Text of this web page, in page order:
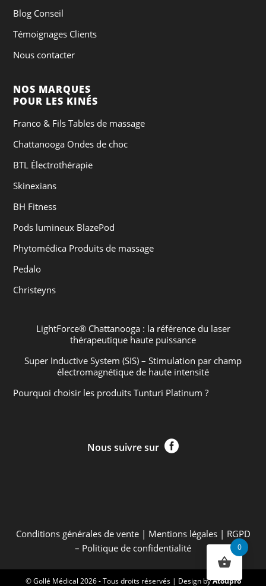
Blog Conseil
Témoignages Clients
Nous contacter
NOS MARQUES
POUR LES KINÉS
Franco & Fils Tables de massage
Chattanooga Ondes de choc
BTL Électrothérapie
Skinexians
BH Fitness
Pods lumineux BlazePod
Phytomédica Produits de massage
Pedalo
Christeyns
LightForce® Chattanooga : la référence du laser
thérapeutique haute puissance
Super Inductive System (SIS) – Stimulation par champ
électromagnétique de haute intensité
Pourquoi choisir les produits Tunturi Platinum ?
Nous suivre sur 
Conditions générales de vente| Mentions légales| RGPD
– Politique de confidentialité
© Gollé Médical 2026 - Tous droits réservés | Design byAtoupro
0